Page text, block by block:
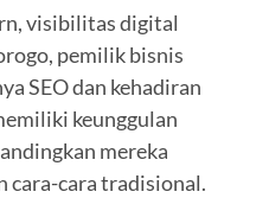
visibilitas digital
pemilik bisnis
SEO dan kehadiran
keunggulan
mereka
cara-cara tradisional.